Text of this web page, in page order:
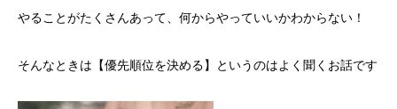
やることがたくさんあって、何からやっていいかわからない！
そんなときは【優先順位を決める】というのはよく聞くお話です